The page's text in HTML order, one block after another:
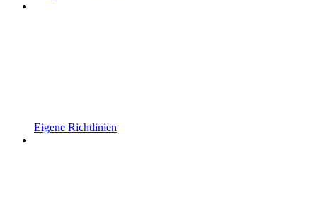
Eigene Richtlinien